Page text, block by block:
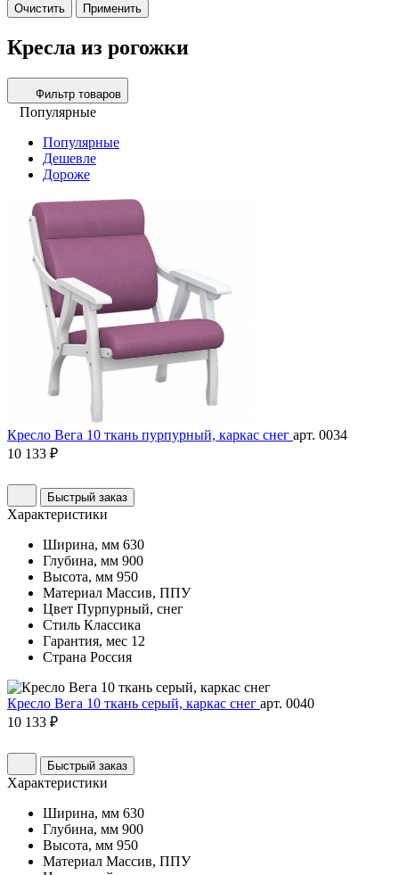
Очистить Применить
Кресла из рогожки
Фильтр товаров
Популярные
Популярные
Дешевле
Дороже
Кресло Вега 10 ткань пурпурный, каркас снег арт. 0034
10 133 ₽
Быстрый заказ
Характеристики
Ширина, мм 630
Глубина, мм 900
Высота, мм 950
Материал Массив, ППУ
Цвет Пурпурный, снег
Стиль Классика
Гарантия, мес 12
Страна Россия
Кресло Вега 10 ткань серый, каркас снег арт. 0040
10 133 ₽
Быстрый заказ
Характеристики
Ширина, мм 630
Глубина, мм 900
Высота, мм 950
Материал Массив, ППУ